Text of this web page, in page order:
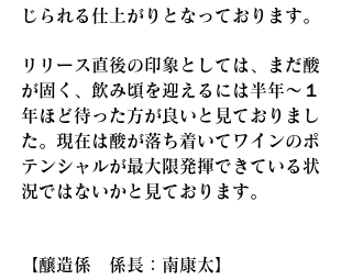
じられる仕上がりとなっております。
リリース直後の印象としては、まだ酸
が固く、飲み頃を迎えるには半年～１
年ほど待った方が良いと見ておりまし
た。現在は酸が落ち着いてワインのポ
テンシャルが最大限発揮できている状
況ではないかと見ております。
【醸造係 係長：南康太】